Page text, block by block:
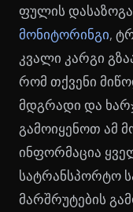
ფულის
მონიტორინგი,
კვალი კარგი
რომ თქვენი
მდგრადი და
გამოიყენოთ ამ
ინფორმაცია
სატრანსპორტო
მარშრუტების